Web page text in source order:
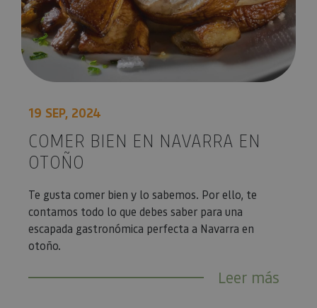
19 SEP, 2024
COMER BIEN EN NAVARRA EN
OTOÑO
Te gusta comer bien y lo sabemos. Por ello, te
contamos todo lo que debes saber para una
escapada gastronómica perfecta a Navarra en
otoño.
Leer más